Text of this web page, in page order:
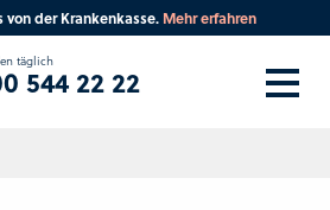
von der Krankenkasse. Mehr erfahren
täglich
544 22 22
Sie suchen eine Beratung vor Ort?
Beratung